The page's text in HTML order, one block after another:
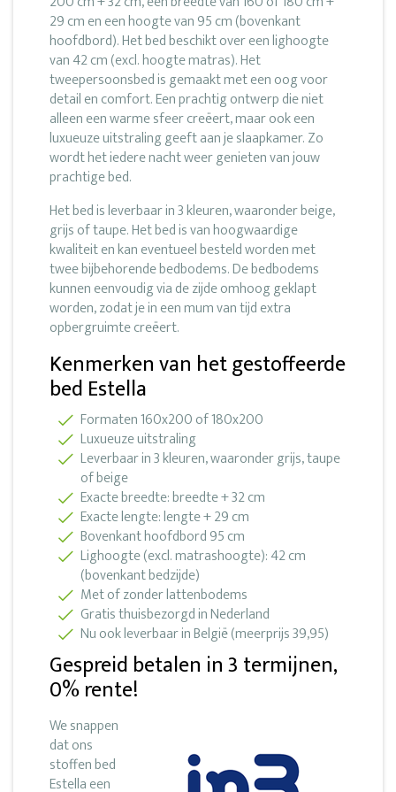
29 cm en een hoogte van 95 cm (bovenkant
hoofdbord). Het bed beschikt over een lighoogte
van 42 cm (excl. hoogte matras). Het
tweepersoonsbed is gemaakt met een oog voor
detail en comfort. Een prachtig ontwerp die niet
alleen een warme sfeer creëert, maar ook een
luxueuze uitstraling geeft aan je slaapkamer. Zo
wordt het iedere nacht weer genieten van jouw
prachtige bed.
Het bed is leverbaar in 3 kleuren, waaronder beige,
grijs of taupe. Het bed is van hoogwaardige
kwaliteit en kan eventueel besteld worden met
twee bijbehorende bedbodems. De bedbodems
kunnen eenvoudig via de zijde omhoog geklapt
worden, zodat je in een mum van tijd extra
opbergruimte creëert.
Kenmerken van het gestoffeerde
bed Estella
Formaten 160x200 of 180x200
Luxueuze uitstraling
Leverbaar in 3 kleuren, waaronder grijs, taupe
of beige
Exacte breedte: breedte + 32 cm
Exacte lengte: lengte + 29 cm
Bovenkant hoofdbord 95 cm
Lighoogte (excl. matrashoogte): 42 cm
(bovenkant bedzijde)
Met of zonder lattenbodems
Gratis thuisbezorgd in Nederland
Nu ook leverbaar in België (meerprijs 39,95)
Gespreid betalen in 3 termijnen,
0% rente!
We snappen
dat ons
stoffen bed
Estella een